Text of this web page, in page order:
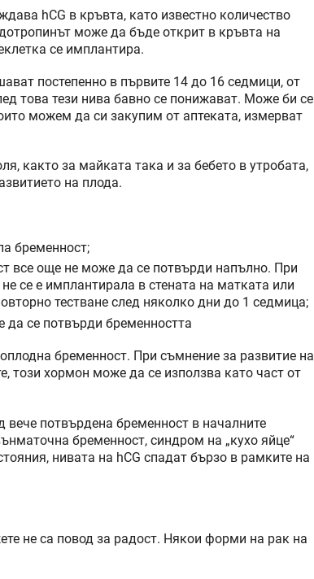
hCG в кръвта, като известно количество
може да бъде открит в кръвта на
се имплантира.
постепенно в първите 14 до 16 седмици, от
това тези нива бавно се понижават. Може би се
можем да си закупим от аптеката, измерват
както за майката така и за бебето в утробата,
на плода.
бременност;
все още не може да се потвърди напълно. При
се е имплантирала в стената на матката или
тестване след няколко дни до 1 седмица;
да се потвърди бременността
бременност. При съмнение за развитие на
този хормон може да се използва като част от
потвърдена бременност в началните
бременност, синдром на „кухо яйце“
нивата на hCG спадат бързо в рамките на
не са повод за радост. Някои форми на рак на